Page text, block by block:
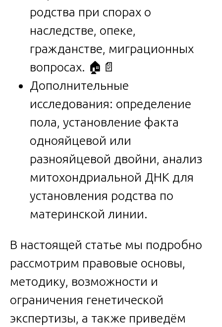
родства при спорах о
наследстве, опеке,
гражданстве, миграционных
вопросах. 🏠📄
Дополнительные
исследования: определение
пола, установление факта
однояйцевой или
разнояйцевой двойни, анализ
митохондриальной ДНК для
установления родства по
материнской линии.
В настоящей статье мы подробно
рассмотрим правовые основы,
методику, возможности и
ограничения генетической
экспертизы, а также приведём